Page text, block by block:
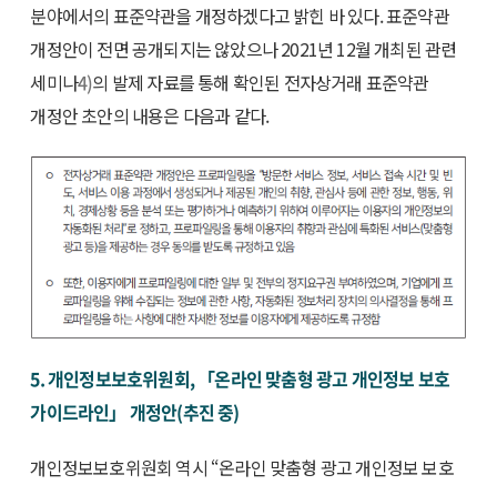
분야에서의 표준약관을 개정하겠다고 밝힌 바 있다. 표준약관
개정안이 전면 공개되지는 않았으나 2021년 12월 개최된 관련
세미나4)의 발제 자료를 통해 확인된 전자상거래 표준약관
개정안 초안의 내용은 다음과 같다.
5. 개인정보보호위원회, 「온라인 맞춤형 광고 개인정보 보호
가이드라인」 개정안(추진 중)
개인정보보호위원회 역시 “온라인 맞춤형 광고 개인정보 보호